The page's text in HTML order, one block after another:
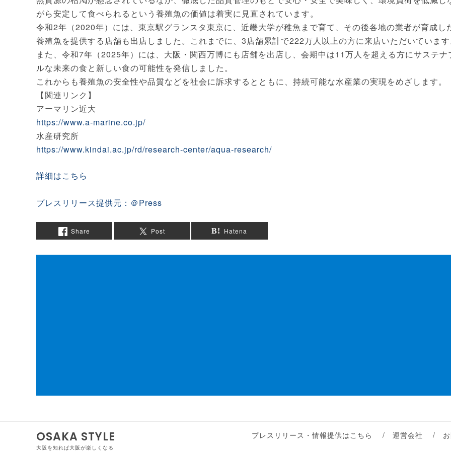
がら安定して食べられるという養殖魚の価値は着実に見直されています。
令和2年（2020年）には、東京駅グランスタ東京に、近畿大学が稚魚まで育て、その後各地の業者が育成し
養殖魚を提供する店舗も出店しました。これまでに、3店舗累計で222万人以上の方に来店いただいています
また、令和7年（2025年）には、大阪・関西万博にも店舗を出店し、会期中は11万人を超える方にサステナ
ルな未来の食と新しい食の可能性を発信しました。
これからも養殖魚の安全性や品質などを社会に訴求するとともに、持続可能な水産業の実現をめざします。
【関連リンク】
アーマリン近大
https://www.a-marine.co.jp/
水産研究所
https://www.kindai.ac.jp/rd/research-center/aqua-research/
詳細はこちら
プレスリリース提供元：＠Press
Share Post Hatena
OSAKA STYLE
大阪を知れば大阪が楽しくなる
プレスリリース・情報提供はこちら 運営会社